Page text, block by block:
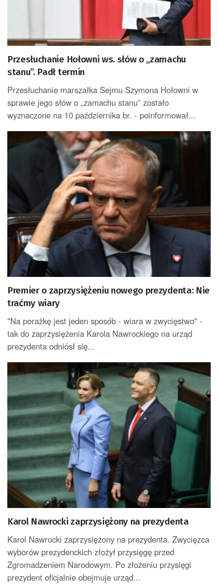
Przesłuchanie Hołowni ws. słów o „zamachu
stanu”. Padł termin
Przesłuchanie marszałka Sejmu Szymona Hołowni w
sprawie jego słów o „zamachu stanu” zostało
wyznaczone na 10 października br. - poinformował...
Premier o zaprzysiężeniu nowego prezydenta: Nie
traćmy wiary
"Na porażkę jest jeden sposób - wiara w zwycięstwo" -
tak do zaprzysiężenia Karola Nawrockiego na urząd
prezydenta odniósł się...
Karol Nawrocki zaprzysiężony na prezydenta
Karol Nawrocki zaprzysiężony na prezydenta. Zwycięzca
wyborów prezydenckich złożył przysięgę przed
Zgromadzeniem Narodowym. Po złożeniu przysięgi
prezydent oficjalnie obejmuje urząd...